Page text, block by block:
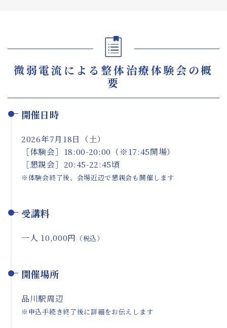
微弱電流による整体治療体験会の概
要
開催日時
2026年7月18日（土）
［体験会］18:00-20:00（※17:45開場）
［懇親会］20:45-22:45頃
※体験会終了後、会場近辺で懇親会も開催します
受講料
一人 10,000円 （税込）
開催場所
品川駅周辺
※申込手続き終了後に詳細をお伝えします